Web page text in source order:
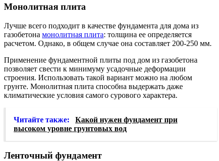
Монолитная плита
Лучше всего подходит в качестве фундамента для дома из
газобетона монолитная плита: толщина ее определяется
расчетом. Однако, в общем случае она составляет 200-250 мм.
Применение фундаментной плиты под дом из газобетона
позволяет свести к минимуму усадочные деформации
строения. Использовать такой вариант можно на любом
грунте. Монолитная плита способна выдержать даже
климатические условия самого сурового характера.
Читайте также:
Какой нужен фундамент при
высоком уровне грунтовых вод
Ленточный фундамент